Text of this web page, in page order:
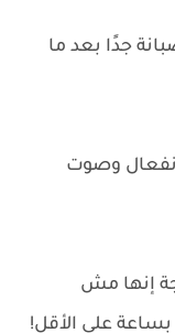
جدًا بعد ما
وصوت
إنها مش
على الأقل!